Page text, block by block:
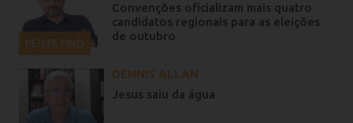
PENTE FINO
Convenções oficializam mais quatro
candidatos regionais para as eleições
de outubro
DENNIS ALLAN
Jesus saiu da água